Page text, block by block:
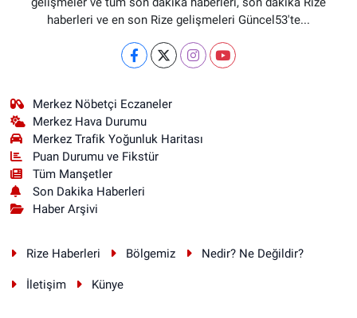
haberleri ve en son Rize gelişmeleri Güncel53'te...
Merkez Nöbetçi Eczaneler
Merkez Hava Durumu
Merkez Trafik Yoğunluk Haritası
Puan Durumu ve Fikstür
Tüm Manşetler
Son Dakika Haberleri
Haber Arşivi
Rize Haberleri Bölgemiz Nedir? Ne Değildir?
İletişim Künye